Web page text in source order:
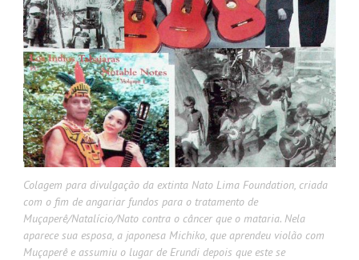
Colagem para divulgação da extinta Nato Lima Foundation, criada
com o fim de angariar fundos para o tratamento de
Muçaperê/Natalício/Nato contra o câncer que o mataria. Nela
aparece sua esposa, a japonesa Michiko, que aprendeu violão com
Muçaperê e assumiu o lugar de Erundi depois que este se